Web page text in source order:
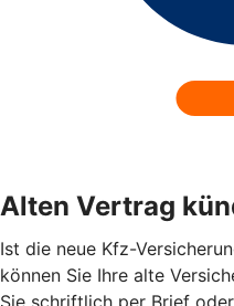
Alten Vertrag
Ist die neue Kfz-
können Sie Ihre alte
Sie schriftlich per Brief